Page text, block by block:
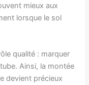
mieux aux
lorsque le sol
qualité : marquer
Ainsi, la montée
devient précieux